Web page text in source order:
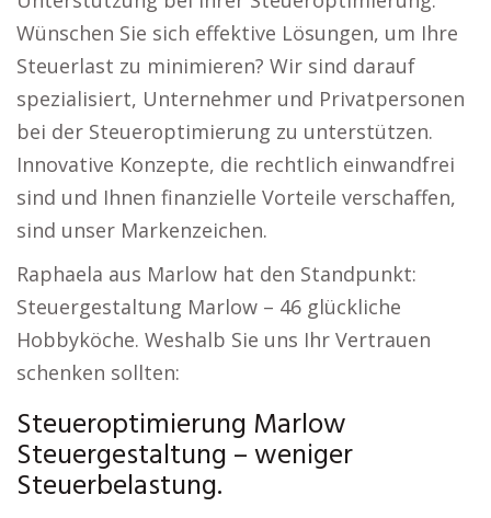
Wünschen Sie sich effektive Lösungen, um Ihre
Steuerlast zu minimieren? Wir sind darauf
spezialisiert, Unternehmer und Privatpersonen
bei der Steueroptimierung zu unterstützen.
Innovative Konzepte, die rechtlich einwandfrei
sind und Ihnen finanzielle Vorteile verschaffen,
sind unser Markenzeichen.
Raphaela aus Marlow hat den Standpunkt:
Steuergestaltung Marlow – 46 glückliche
Hobbyköche. Weshalb Sie uns Ihr Vertrauen
schenken sollten:
Steueroptimierung Marlow
Steuergestaltung – weniger
Steuerbelastung.